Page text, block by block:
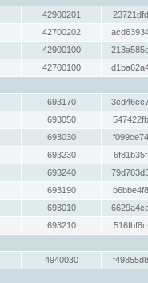
42900201
42700202
42900100
42700100
693170
693050
693030
693230
693240
693190
693010
693210
4940030